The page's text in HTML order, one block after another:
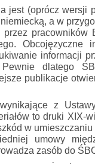
jest (oprócz wersji
a w
przez
Obcojęzyczne
informacji
dlatego
publikacje
z
to druki XIX-
w
umowy
zasób do